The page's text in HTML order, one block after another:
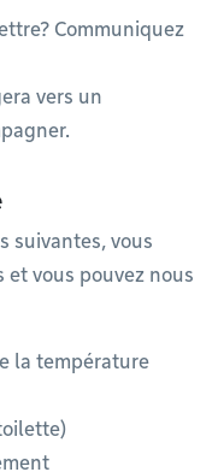
Communiquez
vers un
suivantes, vous
et vous pouvez nous
la température